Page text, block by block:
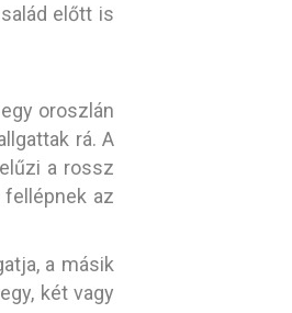
előtt is
oroszlán
rá. A
a rossz
az
a másik
két vagy